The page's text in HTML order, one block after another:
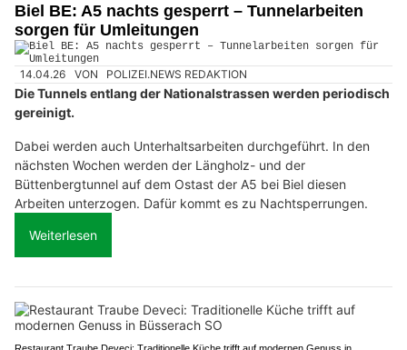
Biel BE: A5 nachts gesperrt – Tunnelarbeiten
sorgen für Umleitungen
14.04.26 VON POLIZEI.NEWS REDAKTION
Die Tunnels entlang der Nationalstrassen werden periodisch
gereinigt.
Dabei werden auch Unterhaltsarbeiten durchgeführt. In den
nächsten Wochen werden der Längholz- und der
Büttenbergtunnel auf dem Ostast der A5 bei Biel diesen
Arbeiten unterzogen. Dafür kommt es zu Nachtsperrungen.
Weiterlesen